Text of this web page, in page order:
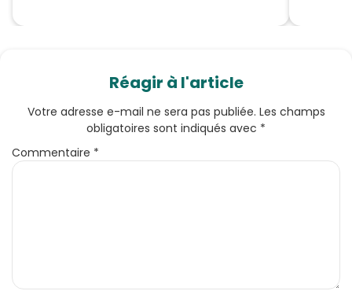
Réagir à l'article
Votre adresse e-mail ne sera pas publiée. Les champs
obligatoires sont indiqués avec *
Commentaire *